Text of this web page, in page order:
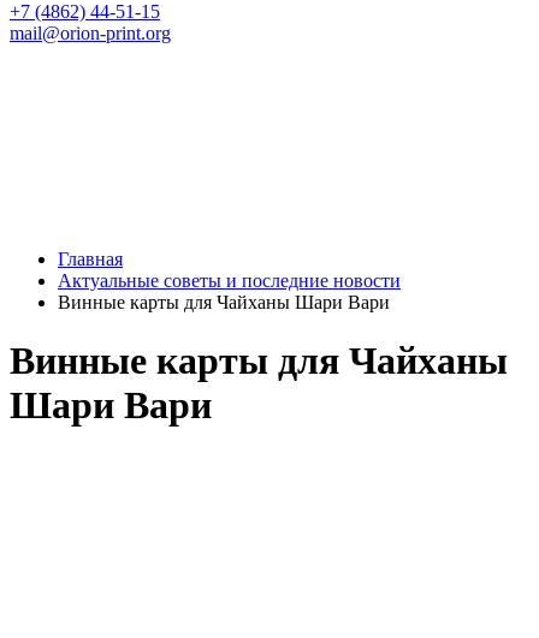
+7 (4862) 44-51-15
mail@orion-print.org
Главная
Актуальные советы и последние новости
Винные карты для Чайханы Шари Вари
Винные карты для Чайханы
Шари Вари